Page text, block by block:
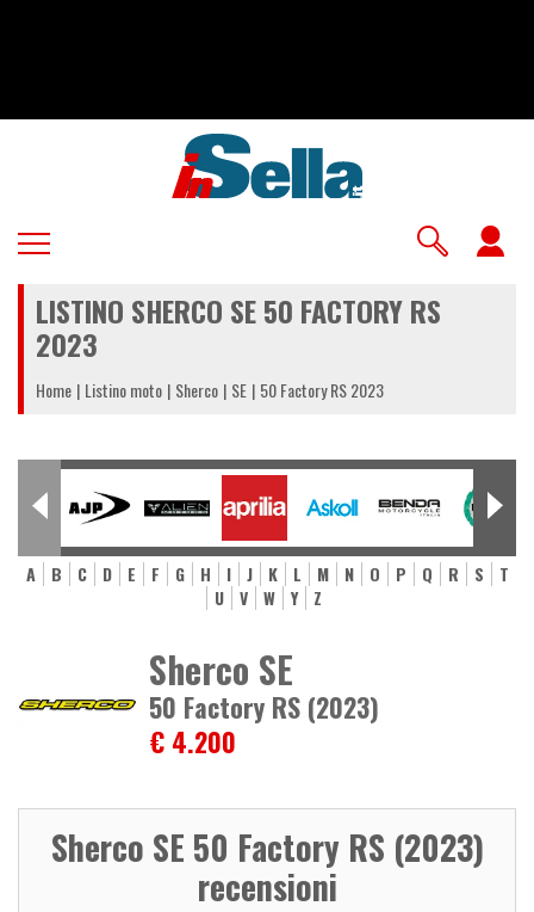
LISTINO SHERCO SE 50 FACTORY RS
2023
Home Listino moto Sherco SE 50 Factory RS 2023
A B C D E F G H I J K L M N O P Q R S
T
U
V W Y Z
Sherco SE
50 Factory RS (2023)
€ 4.200
Sherco SE 50 Factory RS (2023)
recensioni